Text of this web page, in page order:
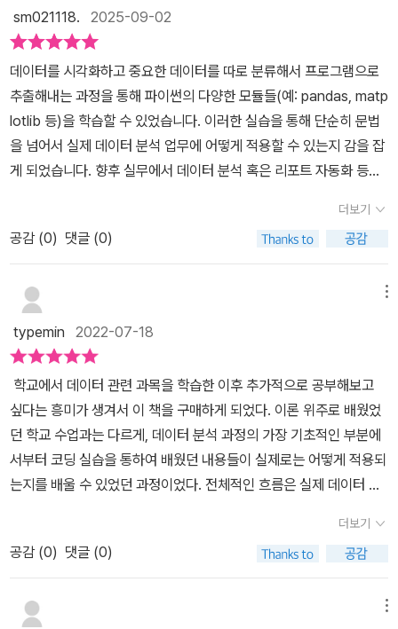
다. 그러나 이 책은, 아예 가장 기본적인 예제부터 바로 실습하면서 그
실습에 필요한 문법을 설명하는 식으로 되어 있다. 즉, '실전형' 책으
로서 지루한 문법 학습 없이 바로 기초적인 내용부터 실습함으로써
쉽게 프로그래밍에 흥미를 가질 수 있게 한다.
sm021118. 2025-09-02
데이터를 시각화하고 중요한 데이터를 따로 분류해서 프로그램으로
추출해내는 과정을 통해 파이썬의 다양한 모듈들(예: pandas, matp
lotlib 등)을 학습할 수 있었습니다. 이러한 실습을 통해 단순히 문법
을 넘어서 실제 데이터 분석 업무에 어떻게 적용할 수 있는지 감을 잡
게 되었습니다. 향후 실무에서 데이터 분석 혹은 리포트 자동화 등의
더보기
공감 (0) 댓글 (0)
typemin 2022-07-18
학교에서 데이터 관련 과목을 학습한 이후 추가적으로 공부해보고
싶다는 흥미가 생겨서 이 책을 구매하게 되었다. 이론 위주로 배웠었
던 학교 수업과는 다르게, 데이터 분석 과정의 가장 기초적인 부분에
서부터 코딩 실습을 통하여 배웠던 내용들이 실제로는 어떻게 적용되
는지를 배울 수 있었던 과정이었다. 전체적인 흐름은 실제 데이터 분
었다. 가장 먼저 파이썬의 기초에 대해 배운 후, 주어진 데이터를 가
공, 정제, 시각화하는 방법, 이후 실제 데이터를 가지고 활용해보는 부
분, 추가적인 데이터 분석 기법에 대한 내용까지 이 책을 따라가면서
익힐 수 있었다. 마지막에는 데이터 과학 분야인 통계 분석과 머신러
더보기
공감 (0) 댓글 (0)